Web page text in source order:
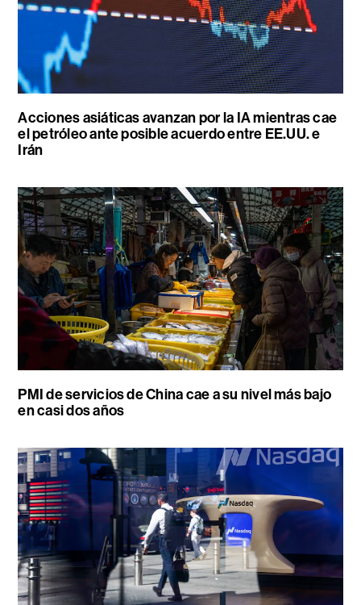
Acciones asiáticas avanzan por la IA mientras cae
el petróleo ante posible acuerdo entre EE.UU. e
Irán
PMI de servicios de China cae a su nivel más bajo
en casi dos años